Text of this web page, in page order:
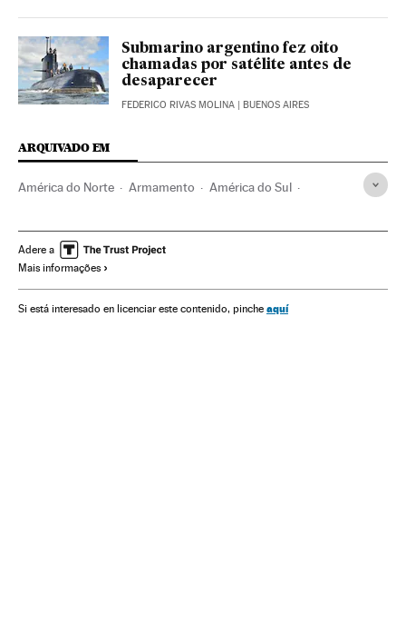
Submarino argentino fez oito
chamadas por satélite antes de
desaparecer
FEDERICO RIVAS MOLINA | BUENOS AIRES
ARQUIVADO EM
América do Norte Armamento América do Sul
Transporte Argentina Salvamento marítimo
Submarinos
Emergências Estados Unidos Transporte militar
Adere a
Mais informações
Si está interesado en licenciar este contenido, pinche aquí